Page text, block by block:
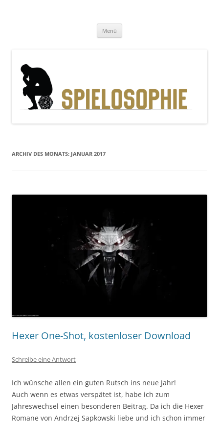
Menü
ARCHIV DES MONATS: JANUAR 2017
Hexer One-Shot, kostenloser Download
Schreibe eine Antwort
Ich wünsche allen ein guten Rutsch ins neue Jahr!
Auch wenn es etwas verspätet ist, habe ich zum
Jahreswechsel einen besonderen Beitrag. Da ich die Hexer
Romane von Andrzej Sapkowski liebe und ich schon immer